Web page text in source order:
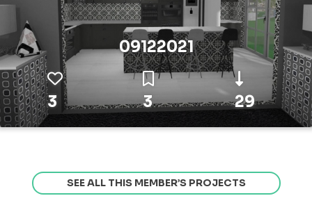
09122021
3 3 29
SEE ALL THIS MEMBER’S PROJECTS